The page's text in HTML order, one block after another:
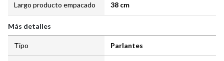
Largo producto empacado 38 cm
Más detalles
Tipo Parlantes